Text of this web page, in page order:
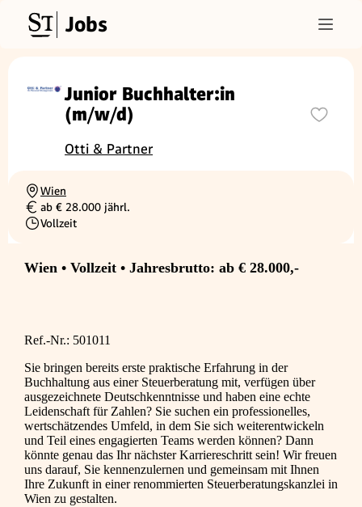
Jobs
Junior Buchhalter:in
(m/w/d)
Otti & Partner
Ortschaft
Wien
Gehalt
ab € 28.000 jährl.
Beschäftigungsart
Vollzeit
Wien • Vollzeit • Jahresbrutto: ab € 28.000,-
Ref.-Nr.: 501011
Sie bringen bereits erste praktische Erfahrung in der
Buchhaltung aus einer Steuerberatung mit, verfügen über
ausgezeichnete Deutschkenntnisse und haben eine echte
Leidenschaft für Zahlen? Sie suchen ein professionelles,
wertschätzendes Umfeld, in dem Sie sich weiterentwickeln
und Teil eines engagierten Teams werden können? Dann
könnte genau das Ihr nächster Karriereschritt sein! Wir freuen
uns darauf, Sie kennenzulernen und gemeinsam mit Ihnen
Ihre Zukunft in einer renommierten Steuerberatungskanzlei in
Wien zu gestalten.